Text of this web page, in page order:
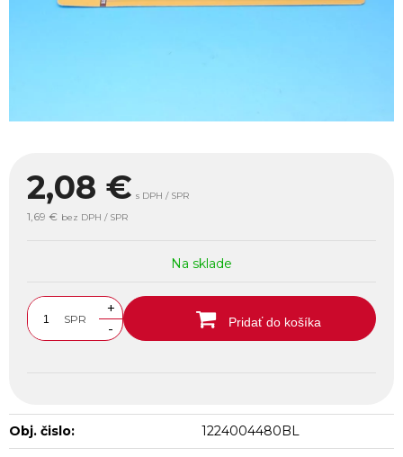
2,08 € s DPH / SPR
1,69 € bez DPH / SPR
Na sklade
SPR
+
-
Pridať do košíka
Obj. čislo: 1224004480BL